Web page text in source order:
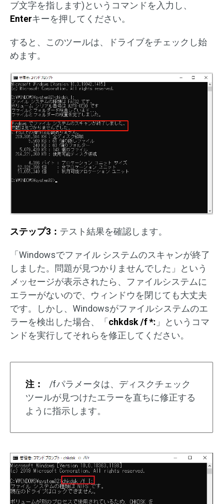
ブ文字を指します)というコマンドを入力し、
Enterキーを押してください。
すると、このツールは、ドライブをチェックし始
めます。
ステップ3： テスト結果を確認します。
「Windowsでファイル システムのスキャンが終了
しました。問題が見つかりませんでした」という
メッセージが表示されたら、ファイルシステムに
エラーがないので、ウィンドウを閉じても大丈夫
です。しかし、Windowsがファイルシステムのエ
ラーを検出した場合、「 chkdsk /f *: 」というコマ
ンドを実行してそれらを修正してください。
注：
/fパラメータは、ディスクチェック
ツールが見つけたエラーを直ちに修正する
ように指示します。